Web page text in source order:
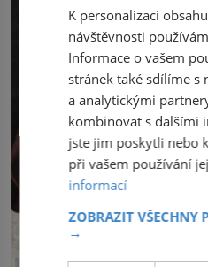
K personalizaci
návštěvnosti
Informace o vašem
stránek také sdílíme s
a analytickými
kombinovat s dalšími
jste jim poskytli nebo
při vašem používání
informací
ZOBRAZIT VŠECHNY
→